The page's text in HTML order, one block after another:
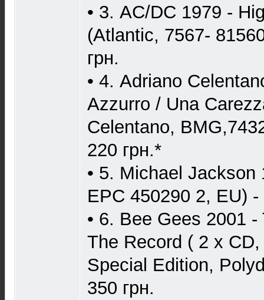
• 3. AC/DC 1979 -
(Atlantic, 7567-
грн.
• 4. Adriano
Azzurro / Una
Celentano,
220 грн.*
• 5. Michael
EPC 450290 2, EU) -
• 6. Bee Gees 2001
The Record ( 2 x
Special Edition,
350 грн.